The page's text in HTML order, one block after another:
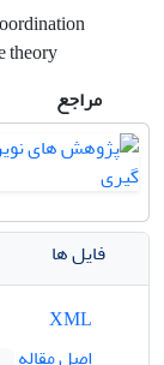
theory
مراجع
فایل ها
اصل مقاله